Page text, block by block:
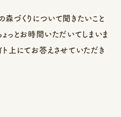
森づくりについて聞きたいこと
っとお時間いただいてしまいま
ト上にてお答えさせていただき